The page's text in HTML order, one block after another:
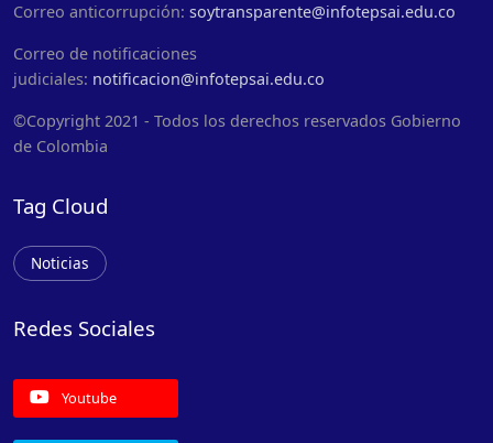
Correo anticorrupción: soytransparente@infotepsai.edu.co
Correo de notificaciones
judiciales: notificacion@infotepsai.edu.co
©Copyright 2021 - Todos los derechos reservados Gobierno
de Colombia
Tag Cloud
Noticias
Redes Sociales
Youtube